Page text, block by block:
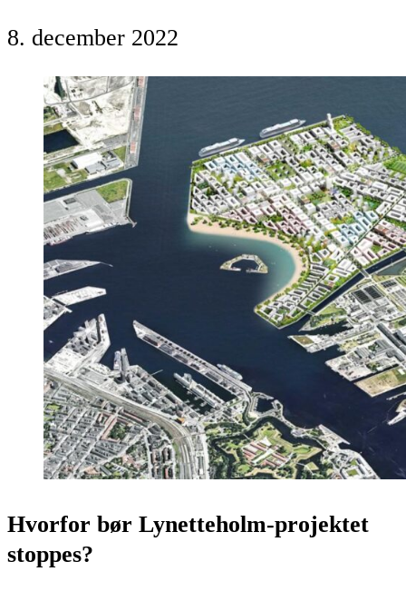
8. december 2022
Hvorfor bør Lynetteholm-projektet
stoppes?